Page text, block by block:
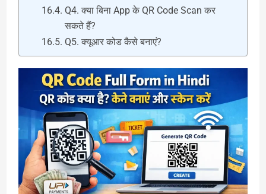
Q4. क्या बिना App के QR Code Scan कर
सकते हैं?
Q5. क्यूआर कोड कैसे बनाएं?